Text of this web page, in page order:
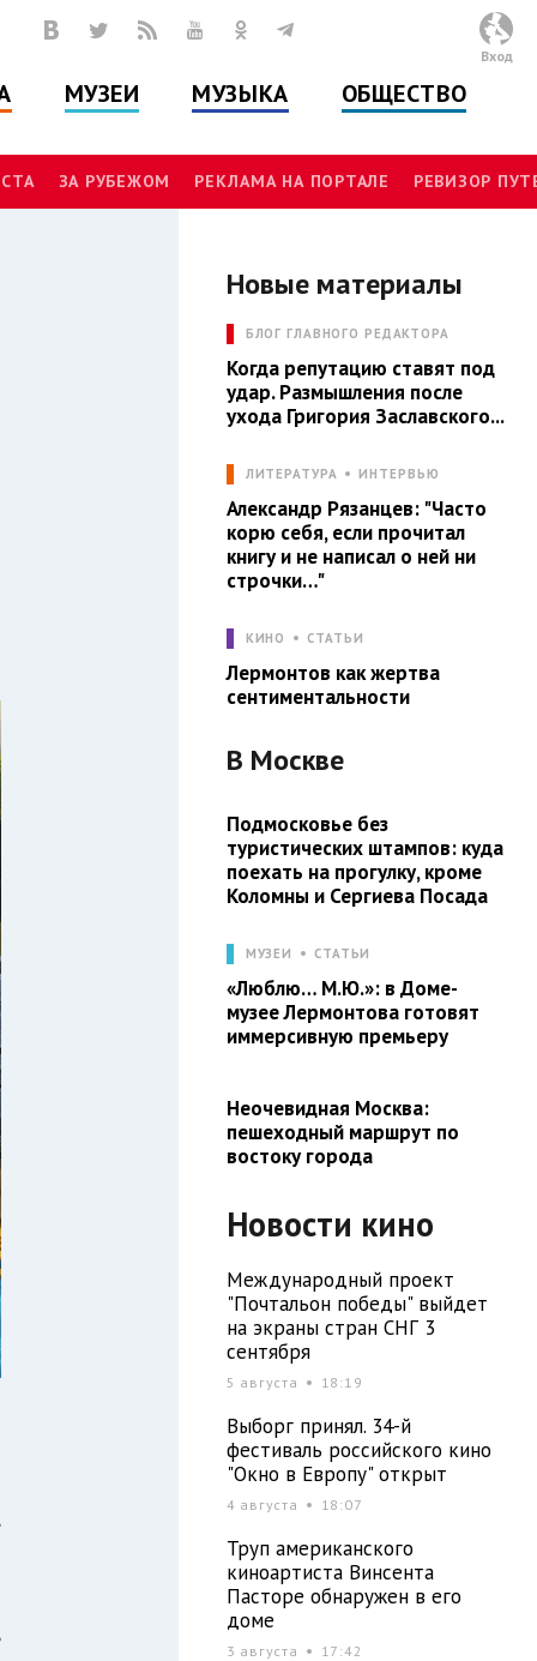
МУЗЕИ МУЗЫКА ОБЩЕСТВО
Вход
ЗА РУБЕЖОМ РЕКЛАМА НА ПОРТАЛЕ РЕВИЗОР
Новые материалы
БЛОГ ГЛАВНОГО РЕДАКТОРА
Когда репутацию ставят под
удар. Размышления после
ухода Григория Заславского...
ЛИТЕРАТУРА ИНТЕРВЬЮ
Александр Рязанцев: "Часто
корю себя, если прочитал
книгу и не написал о ней ни
строчки…"
КИНО СТАТЬИ
Лермонтов как жертва
сентиментальности
В Москве
Подмосковье без
туристических штампов: куда
поехать на прогулку, кроме
Коломны и Сергиева Посада
МУЗЕИ СТАТЬИ
«Люблю… М.Ю.»: в Доме-
музее Лермонтова готовят
иммерсивную премьеру
Неочевидная Москва:
пешеходный маршрут по
востоку города
Новости кино
Международный проект
"Почтальон победы" выйдет
на экраны стран СНГ 3
сентября
5 августа 18:19
Выборг принял. 34-й
фестиваль российского кино
"Окно в Европу" открыт
4 августа 18:07
Труп американского
киноартиста Винсента
Пасторе обнаружен в его
доме
3 августа 17:42